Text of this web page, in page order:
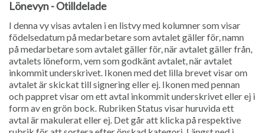
Lönevyn - Otilldelade
I denna vy visas avtalen i en listvy med kolumner som visar
födelsedatum på medarbetare som avtalet gäller för, namn
på medarbetare som avtalet gäller för, när avtalet gäller från,
avtalets löneform, vem som godkänt avtalet, när avtalet
inkommit underskrivet. Ikonen med det lilla brevet visar om
avtalet är skickat till signering eller ej. Ikonen med pennan
och pappret visar om ett avtal inkommit underskrivet eller ej i
form av en grön bock. Rubriken Status visar huruvida ett
avtal är makulerat eller ej. Det går att klicka på respektive